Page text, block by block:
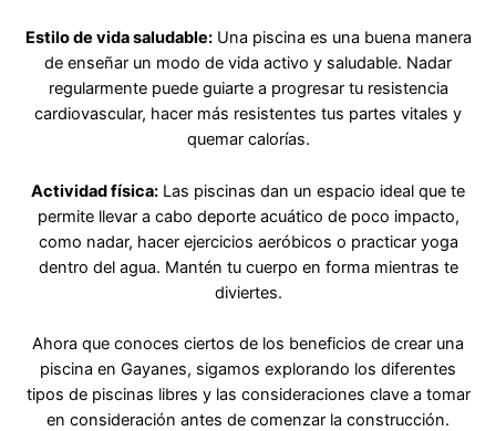
Estilo de vida saludable:Una piscina es una buena manera
de enseñar un modo de vida activo y saludable. Nadar
regularmente puede guiarte a progresar tu resistencia
cardiovascular, hacer más resistentes tus partes vitales y
quemar calorías.
Actividad física: Las piscinas dan un espacio ideal que te
permite llevar a cabo deporte acuático de poco impacto,
como nadar, hacer ejercicios aeróbicos o practicar yoga
dentro del agua. Mantén tu cuerpo en forma mientras te
diviertes.
Ahora que conoces ciertos de los beneficios de crear una
piscina en Gayanes, sigamos explorando los diferentes
tipos de piscinas libres y las consideraciones clave a tomar
en consideración antes de comenzar la construcción.